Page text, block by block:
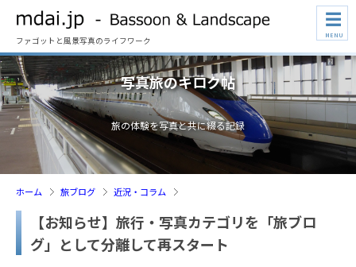
ファゴットと風景写真のライフワーク
☰
MENU
写真旅のキロク帖
旅の体験を写真と共に綴る記録
ホーム 旅ブログ 近況・コラム
【お知らせ】旅行・写真カテゴリを「旅ブロ
グ」として分離して再スタート